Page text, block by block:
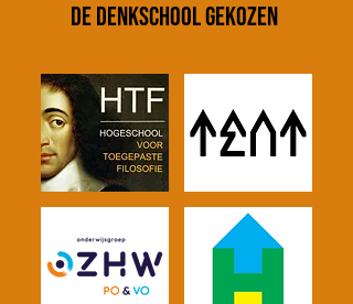
de denkschool gekozen